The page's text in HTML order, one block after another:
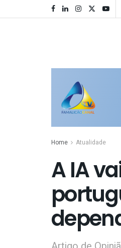
Home Atualidade
A IA